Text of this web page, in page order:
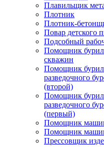
Плавильщик
Плотник
Плотник-
Повар детского
Подсобный
Помощник
скважин
Помощник
разведочного
(второй)
Помощник
разведочного
(первый)
Помощник
Помощник
Прессовщик